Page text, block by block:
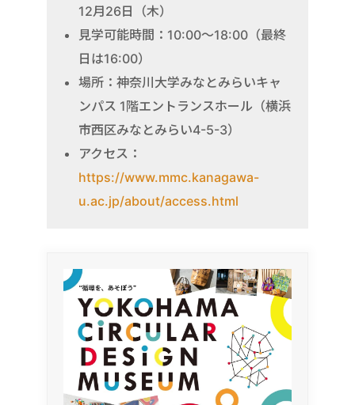
12月26日（木）
見学可能時間：10:00〜18:00（最終
日は16:00）
場所：神奈川大学みなとみらいキャ
ンパス 1階エントランスホール（横浜
市西区みなとみらい4-5-3）
アクセス：
https://www.mmc.kanagawa-
u.ac.jp/about/access.html